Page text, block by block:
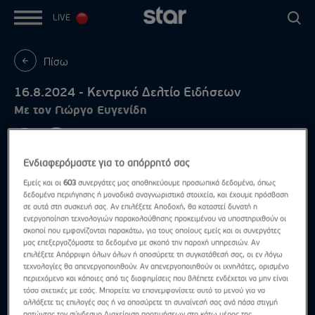
LIVE
Πίσω
16.8.2024 - Κεντρικό Δελτίο Ειδήσεων
Με τον Γιώργο Ευγενίδη
Ενδιαφερόμαστε για το απόρρητό σας
Εμείς και οι603 συνεργάτες μας αποθηκεύουμε προσωπικά δεδομένα, όπως
δεδομένα περιήγησης ή μοναδικά αναγνωριστικά στοιχεία, και έχουμε πρόσβαση
σε αυτά στη συσκευή σας. Αν επιλέξετε Αποδοχή, θα καταστεί δυνατή η
ενεργοποίηση τεχνολογιών παρακολούθησης προκειμένου να υποστηριχθούν οι
σκοποί που εμφανίζονται παρακάτω, για τους οποίους εμείς και οι συνεργάτες
μας επεξεργαζόμαστε τα δεδομένα με σκοπό την παροχή υπηρεσιών. Αν
επιλέξετε Απόρριψη όλων όλων ή αποσύρετε τη συγκατάθεσή σας, οι εν λόγω
τεχνολογίες θα απενεργοποιηθούν. Αν απενεργοποιηθούν οι ιχνηλάτες, ορισμένο
περιεχόμενο και κάποιες από τις διαφημίσεις που βλέπετε ενδέχεται να μην είναι
τόσο σχετικές με εσάς. Μπορείτε να επανεμφανίσετε αυτό το μενού για να
αλλάξετε τις επιλογές σας ή να αποσύρετε τη συναίνεσή σας ανά πάσα στιγμή